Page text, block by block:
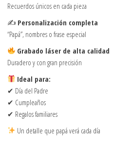
Recuerdos únicos en cada pieza
✍️ Personalización completa
“Papá”, nombres o frase especial
Grabado láser de alta calidad
Duradero y con gran precisión
Ideal para:
✔ Día del Padre
✔ Cumpleaños
✔ Regalos familiares
Un detalle que papá verá cada día